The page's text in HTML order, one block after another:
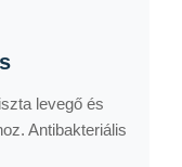
levegő és
Antibakteriális